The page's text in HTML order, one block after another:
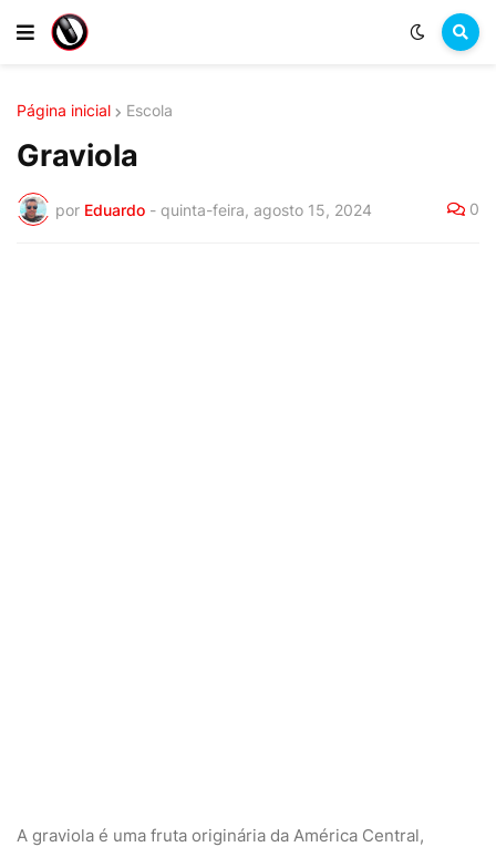
Página inicial Escola
Graviola
por Eduardo - quinta-feira, agosto 15, 2024 0
A graviola é uma fruta originária da América Central,